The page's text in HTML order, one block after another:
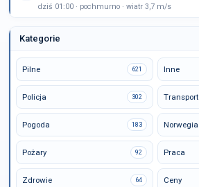
dziś 01:00 · pochmurno · wiatr 3,7 m/s
Kategorie
Pilne 621 Inne
Policja 302 Transport
Pogoda 183 Norwegia
Pożary 92 Praca
Zdrowie 64 Ceny